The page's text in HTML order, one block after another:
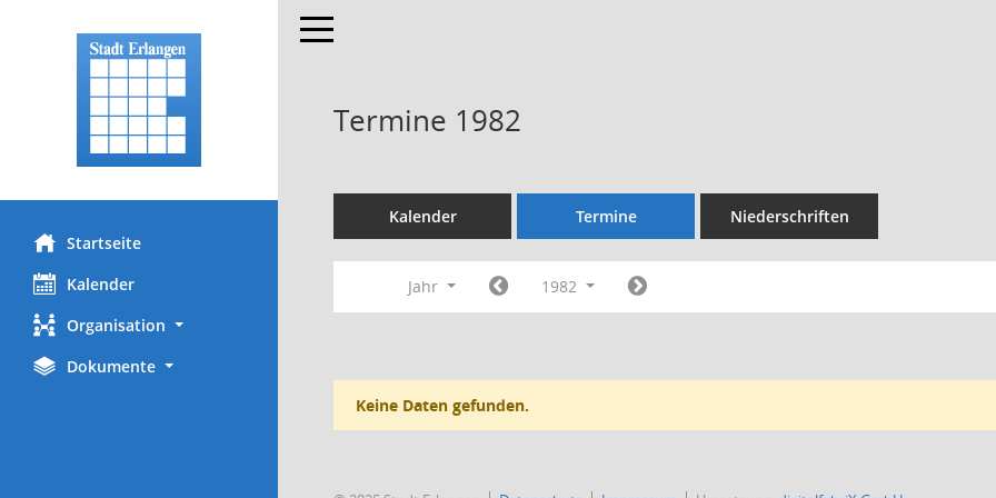
Startseite
Kalender
Organisation
Dokumente
Toggle navigation
Termine 1982
Kalender Termine Niederschriften
Jahr 1982
Keine Daten gefunden.